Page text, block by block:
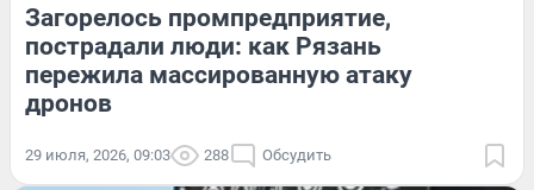
Загорелось промпредприятие,
пострадали люди: как Рязань
пережила массированную атаку
дронов
29 июля, 2026, 09:03 288 Обсудить